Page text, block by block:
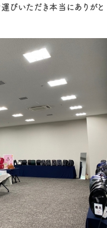
びいただき本当にありがと